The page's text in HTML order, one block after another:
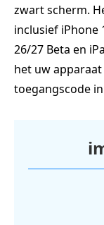
zwart scherm.
inclusief iPhone
26/27 Beta en
het uw
toegangscode